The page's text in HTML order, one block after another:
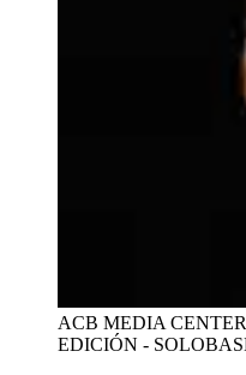
ACB MEDIA
EDICIÓN -